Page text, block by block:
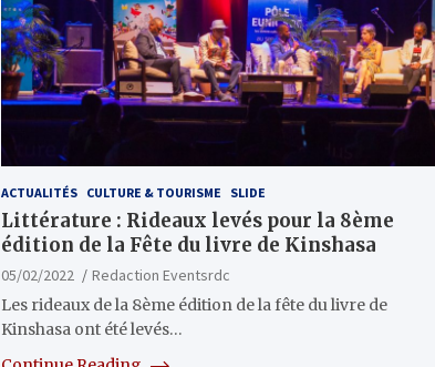
ACTUALITÉS CULTURE & TOURISME SLIDE
Littérature : Rideaux levés pour la 8ème
édition de la Fête du livre de Kinshasa
05/02/2022
Redaction Eventsrdc
Les rideaux de la 8ème édition de la fête du livre de
Kinshasa ont été levés…